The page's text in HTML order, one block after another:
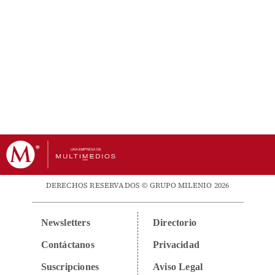
DERECHOS RESERVADOS © GRUPO MILENIO 2026
Newsletters
Contáctanos
Suscripciones
Directorio
Privacidad
Aviso Legal